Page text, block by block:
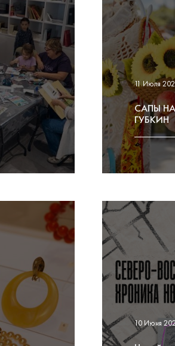
11 Июля
САПЫ
ГУБКИН
10 Июня